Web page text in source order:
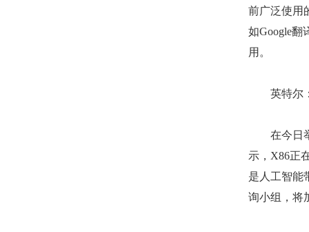
前广泛使用
如Google翻
用。
英特尔：
在今日举
示，X86正
是人工智能
询小组，将